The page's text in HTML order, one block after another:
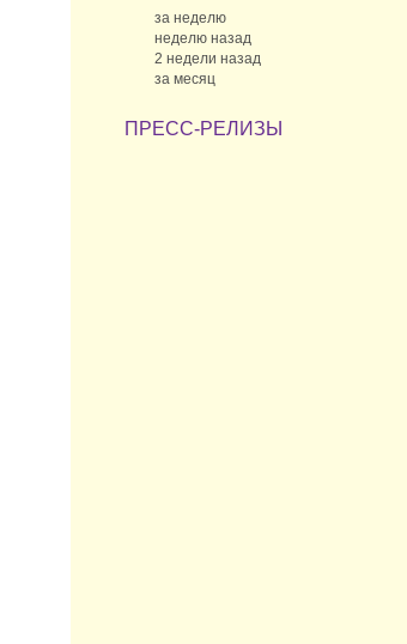
за неделю
неделю назад
2 недели назад
за месяц
ПРЕСС-РЕЛИЗЫ